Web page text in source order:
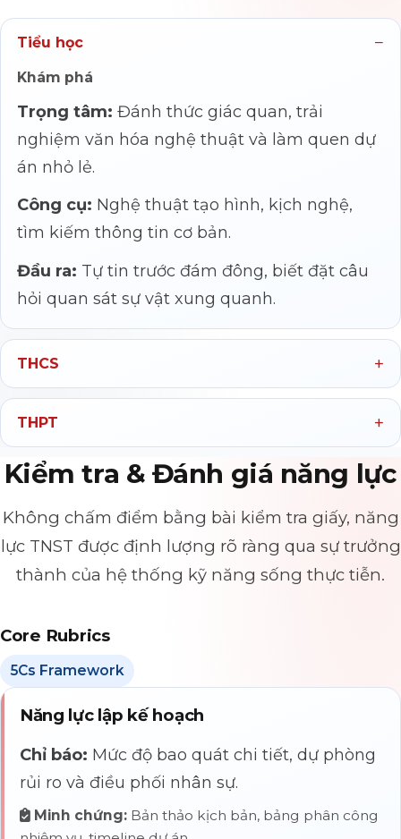
Tiểu học
Khám phá
Trọng tâm: Đánh thức giác quan, trải
nghiệm văn hóa nghệ thuật và làm quen dự
án nhỏ lẻ.
Công cụ: Nghệ thuật tạo hình, kịch nghệ,
tìm kiếm thông tin cơ bản.
Đầu ra: Tự tin trước đám đông, biết đặt câu
hỏi quan sát sự vật xung quanh.
THCS
THPT
Kiểm tra & Đánh giá năng lực
Không chấm điểm bằng bài kiểm tra giấy, năng
lực TNST được định lượng rõ ràng qua sự trưởng
thành của hệ thống kỹ năng sống thực tiễn.
Core Rubrics
5Cs Framework
Năng lực lập kế hoạch
Chỉ báo: Mức độ bao quát chi tiết, dự phòng
rủi ro và điều phối nhân sự.
Minh chứng:Bản thảo kịch bản, bảng phân công